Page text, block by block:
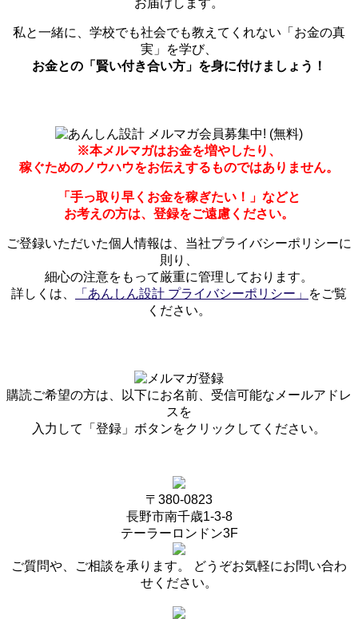
私と一緒に、学校でも社会でも教えてくれない「お金の真
実」を学び、
お金との「賢い付き合い方」を身に付けましょう！
※本メルマガはお金を増やしたり、
稼ぐためのノウハウをお伝えするものではありません。
「手っ取り早くお金を稼ぎたい！」などと
お考えの方は、登録をご遠慮ください。
ご登録いただいた個人情報は、当社プライバシーポリシーに
則り、
細心の注意をもって厳重に管理しております。
詳しくは、
「あんしん設計 プライバシーポリシー」
をご覧
ください。
購読ご希望の方は、以下にお名前、受信可能なメールアドレ
スを
入力して「登録」ボタンをクリックしてください。
〒380-0823
長野市南千歳1-3-8
テーラーロンドン3F
ご質問や、ご相談を承ります。 どうぞお気軽にお問い合わ
せください。